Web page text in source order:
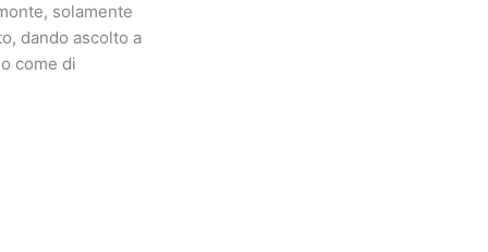
solamente
dando ascolto a
come di